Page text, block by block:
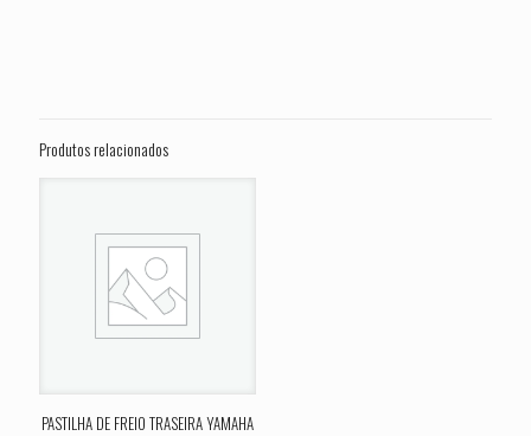
Glide FLHTK ANO 2011 2012 2013 2014
O seu endereço de e-mail não será publicado.
obrigatórios são marcados com
Sua avaliação
Produtos relacionados
PASTILHA DE FREIO TRASEIRA YAMAHA